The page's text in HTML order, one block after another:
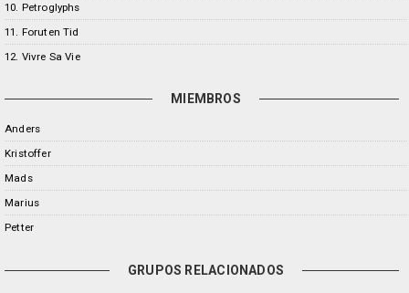
10. Petroglyphs
11. Foruten Tid
12. Vivre Sa Vie
MIEMBROS
Anders
Kristoffer
Mads
Marius
Petter
GRUPOS RELACIONADOS